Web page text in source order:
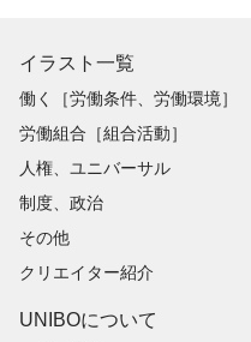
イラスト一覧
働く［労働条件、労働環境］
労働組合［組合活動］
人権、ユニバーサル
制度、政治
その他
クリエイター紹介
UNIBOについて